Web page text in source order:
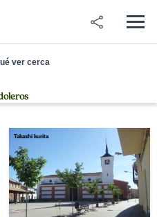
ver cerca
Takashi kurita